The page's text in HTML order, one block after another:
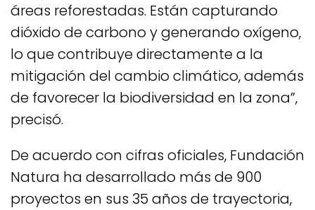
áreas reforestadas. Están capturando
dióxido de carbono y generando oxígeno,
lo que contribuye directamente a la
mitigación del cambio climático, además
de favorecer la biodiversidad en la zona”,
precisó.
De acuerdo con cifras oficiales, Fundación
Natura ha desarrollado más de 900
proyectos en sus 35 años de trayectoria,